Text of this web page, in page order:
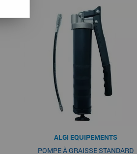
ALGI EQUIPEMENTS
POMPE À GRAISSE STANDARD